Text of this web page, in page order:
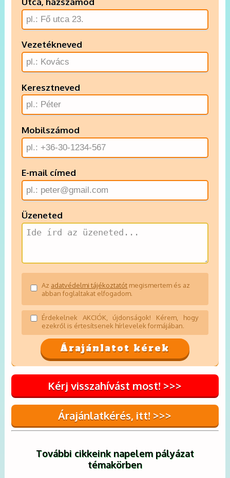
Vezetékneved
Keresztneved
Mobilszámod
E-mail címed
Üzeneted
Az adatvédelmi tájékoztatót megismertem és az
abban foglaltakat elfogadom.
Érdekelnek AKCIÓK, újdonságok! Kérem, hogy
ezekről is értesítsenek hírlevelek formájában.
Kérj visszahívást most! >>>
Árajánlatkérés, itt! >>>
További cikkeink napelem pályázat
témakörben